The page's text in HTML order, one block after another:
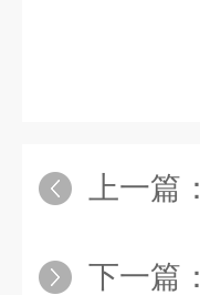
上一篇：
下一篇：